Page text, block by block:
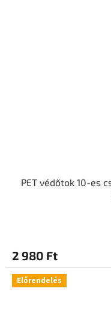
PET védőtok 10-es
2 980 Ft
Előrendelés